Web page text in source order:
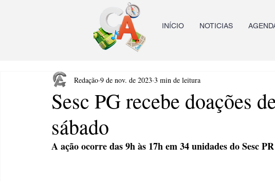
INÍCIO NOTICIAS
Sesc PG recebe doações
sábado
Redação 9 de nov. de 2023 3 min de leitura
A ação ocorre das 9h às 17h em 34 unidades do Sesc PR